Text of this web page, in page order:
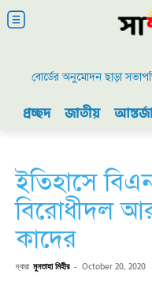
বোর্ডের অনুমোদন ছাড়া
প্রচ্ছদ জাতীয়
ইতিহাসে
বিরোধীদল
কাদের
দ্বারা মুনতাহা মিহীর - October 20, 2020